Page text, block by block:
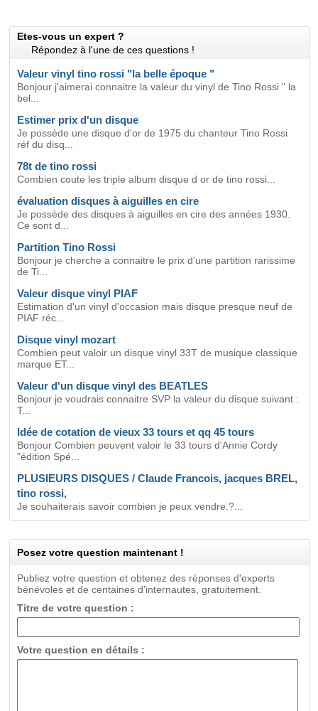
Etes-vous un expert ?
Répondez à l'une de ces questions !
Valeur vinyl tino rossi "la belle époque "
Bonjour j'aimerai connaitre la valeur du vinyl de Tino Rossi " la
bel...
Estimer prix d'un disque
Je possède une disque d'or de 1975 du chanteur Tino Rossi
réf du disq...
78t de tino rossi
Combien coute les triple album disque d or de tino rossi...
évaluation disques à aiguilles en cire
Je possède des disques à aiguilles en cire des années 1930.
Ce sont d...
Partition Tino Rossi
Bonjour je cherche a connaitre le prix d'une partition rarissime
de Ti...
Valeur disque vinyl PIAF
Estimation d'un vinyl d'occasion mais disque presque neuf de
PIAF réc...
Disque vinyl mozart
Combien peut valoir un disque vinyl 33T de musique classique
marque ET...
Valeur d'un disque vinyl des BEATLES
Bonjour je voudrais connaitre SVP la valeur du disque suivant :
T...
Idée de cotation de vieux 33 tours et qq 45 tours
Bonjour Combien peuvent valoir le 33 tours d'Annie Cordy
"édition Spé...
PLUSIEURS DISQUES / Claude Francois, jacques BREL,
tino rossi,
Je souhaiterais savoir combien je peux vendre.?...
Posez votre question maintenant !
Publiez votre question et obtenez des réponses d'experts
bénévoles et de centaines d'internautes, gratuitement.
Titre de votre question :
Votre question en détails :